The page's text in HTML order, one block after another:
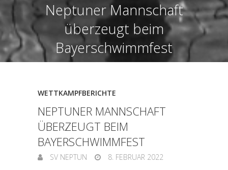
Neptuner Mannschaft
überzeugt beim
Bayerschwimmfest
WETTKAMPFBERICHTE
NEPTUNER MANNSCHAFT
ÜBERZEUGT BEIM
BAYERSCHWIMMFEST
SV NEPTUN
8. FEBRUAR 2022